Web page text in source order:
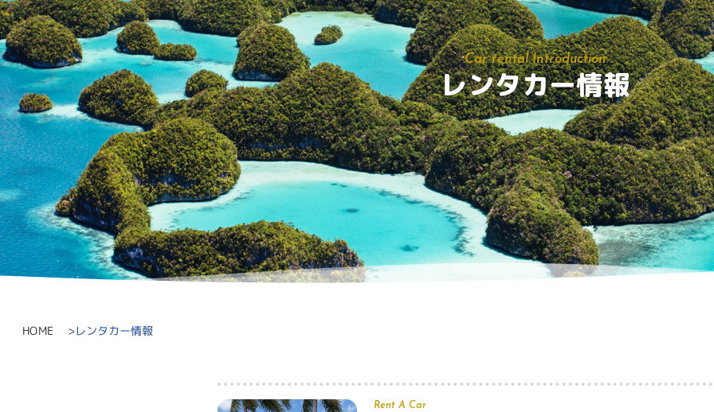
Car rental Introduction
レンタカー情報
HOME レンタカー情報
Rent A Car